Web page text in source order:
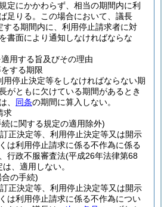
定にかかわらず、相当の期間内に利
足りる。
この場合において、議長
する期間内に、利用停止請求者に対
書面により通知しなければならな
用する旨及びその理由
する期限
用停止決定等をしなければならない期
がともに欠けている期間があるとき
、 同条の期間に算入しない。
求
に関する規定の適用除外)
正決定等、利用停止決定等又は開示
は利用停止請求に係る不作為に係る
行政不服審査法(平成26年法律第68
、適用しない。
の手続)
正決定等、利用停止決定等又は開示
は利用停止請求に係る不作為につい